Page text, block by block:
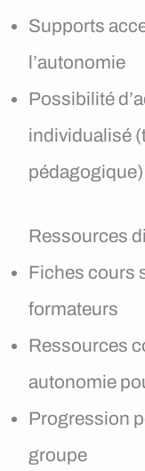
Supports
l’autonomie
Possibilité
individualisé
pédagogique)
Ressources
Fiches cours
formateurs
Ressources
autonomie
Progression
groupe